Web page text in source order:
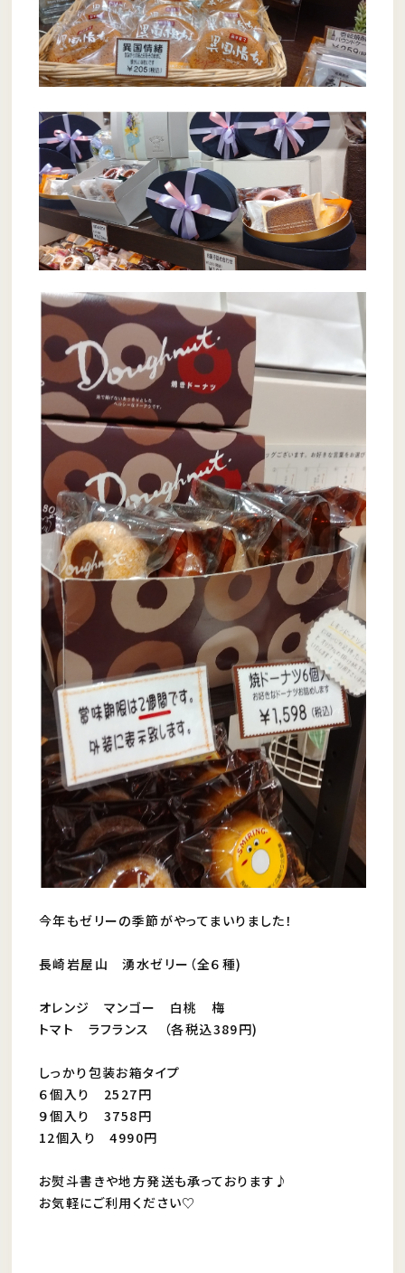
今年もゼリーの季節がやってまいりました！
長崎岩屋山 湧水ゼリー（全６種)
オレンジ マンゴー 白桃 梅
トマト ラフランス （各税込389円)
しっかり包装お箱タイプ
６個入り 2527円
９個入り 3758円
12個入り 4990円
お熨斗書きや地方発送も承っております♪
お気軽にご利用ください♡